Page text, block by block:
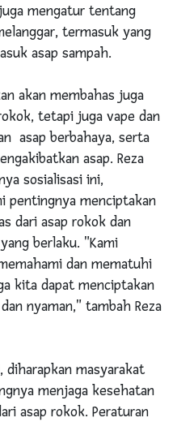
mengatur tentang
termasuk yang
asap sampah.
akan membahas juga
tetapi juga vape dan
asap berbahaya, serta
asap. Reza
sosialisasi ini,
pentingnya menciptakan
dari asap rokok dan
berlaku. "Kami
dan mematuhi
kita dapat menciptakan
nyaman," tambah Reza
diharapkan masyarakat
menjaga kesehatan
asap rokok. Peraturan